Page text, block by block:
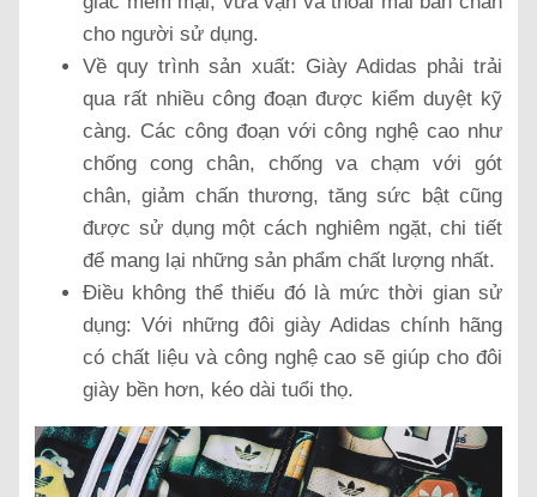
cho người sử dụng.
Về quy trình sản xuất: Giày Adidas phải trải
qua rất nhiều công đoạn được kiểm duyệt kỹ
càng. Các công đoạn với công nghệ cao như
chống cong chân, chống va chạm với gót
chân, giảm chấn thương, tăng sức bật cũng
được sử dụng một cách nghiêm ngặt, chi tiết
để mang lại những sản phẩm chất lượng nhất.
Điều không thể thiếu đó là mức thời gian sử
dụng: Với những đôi giày Adidas chính hãng
có chất liệu và công nghệ cao sẽ giúp cho đôi
giày bền hơn, kéo dài tuổi thọ.